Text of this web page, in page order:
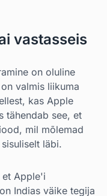
vastasseis
on oluline
valmis liikuma
kas Apple
tähendab see, et
mil mõlemad
läbi.
et Apple'i
Indias väike tegija